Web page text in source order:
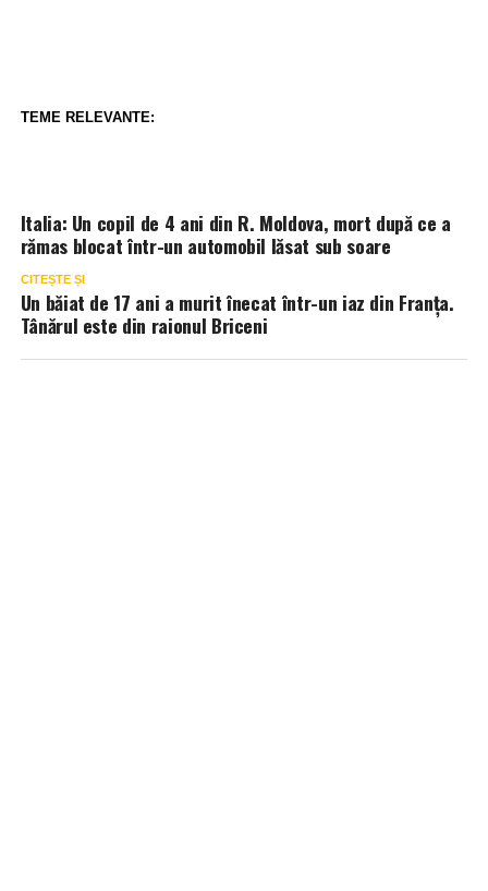
TEME RELEVANTE:
Italia: Un copil de 4 ani din R. Moldova, mort după ce a
rămas blocat într-un automobil lăsat sub soare
CITEȘTE ȘI
Un băiat de 17 ani a murit înecat într-un iaz din Franța.
Tânărul este din raionul Briceni